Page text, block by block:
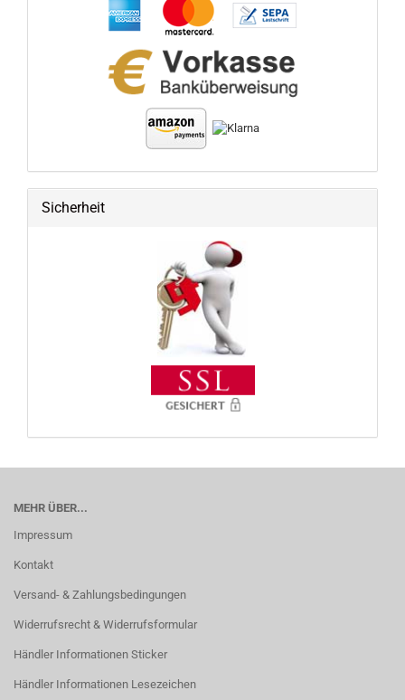
Sicherheit
MEHR ÜBER...
Impressum
Kontakt
Versand- & Zahlungsbedingungen
Widerrufsrecht & Widerrufsformular
Händler Informationen Sticker
Händler Informationen Lesezeichen